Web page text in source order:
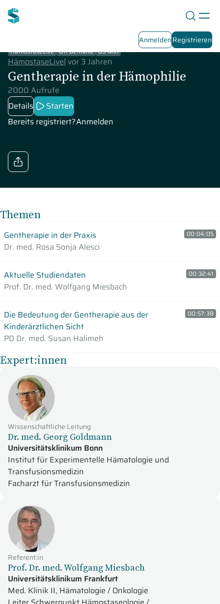
AnmeldenRegistrieren
HämostaseLive On-Demand 89 Min
HämostaseLive| vor 3 Jahren
Gentherapie in der Hämophilie
2000 Aufrufe
Details
Starten
Bereits registriert?Anmelden
Themen
Gentherapie in der Praxis
Dr. med. Rosa Sonja Alesci
00:04:05
Aktuelle Studiendaten
Prof. Dr. med. Wolfgang Miesbach
00:32:41
Die Bedeutung der Gentherapie aus der
Kinderärztlichen Sicht
PD Dr. med. Susan Halimeh
00:57:38
Expert:innen
Wissenschaftliche Leitung
Dr. med. Georg Goldmann
Universitätsklinikum Bonn
Institut für Experimentelle Hämatologie und
Transfusionsmedizin
Facharzt für Transfusionsmedizin
Referent:in
Prof. Dr. med. Wolfgang Miesbach
Universitätsklinikum Frankfurt
Med. Klinik II, Hämatologie / Onkologie